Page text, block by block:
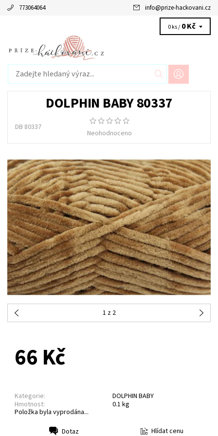
773064064 info@prize-hackovani.cz
0 ks / 0 Kč
DOLPHIN BABY 80337
DB 80337
Neohodnoceno
1 z 2
66 Kč
Kategorie:
DOLPHIN BABY
Hmotnost:
0.1 kg
Položka byla vyprodána...
Dotaz Hlídat cenu